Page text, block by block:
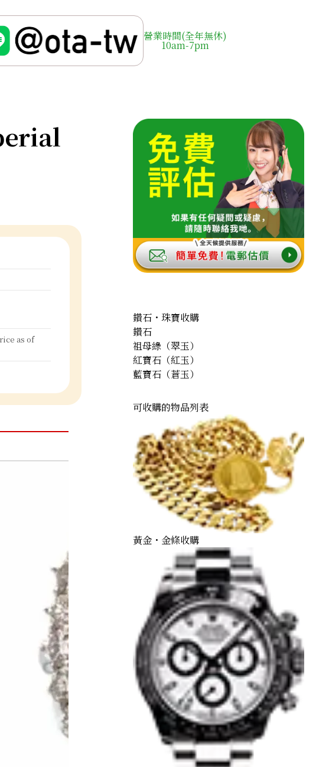
營業時間(全年無休)
10am-7pm
as of
鑽石・珠寶收購
鑽石
祖母綠（翠玉）
紅寶石（紅玉）
藍寶石（蒼玉）
可收購的物品列表
黃金・金條收購